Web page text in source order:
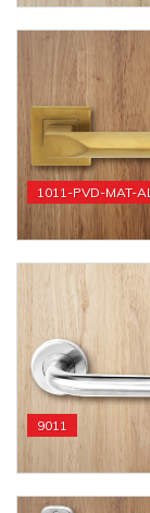
1011-PVD-MAT-
9011